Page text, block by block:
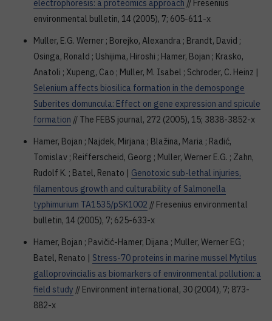
electrophoresis: a proteomics approach // Fresenius
environmental bulletin, 14 (2005), 7; 605-611-x
Muller, E.G. Werner ; Borejko, Alexandra ; Brandt, David ;
Osinga, Ronald ; Ushijima, Hiroshi ; Hamer, Bojan ; Krasko,
Anatoli ; Xupeng, Cao ; Muller, M. Isabel ; Schroder, C. Heinz |
Selenium affects biosilica formation in the demosponge
Suberites domuncula: Effect on gene expression and spicule
formation // The FEBS journal, 272 (2005), 15; 3838-3852-x
Hamer, Bojan ; Najdek, Mirjana ; Blažina, Maria ; Radić,
Tomislav ; Reifferscheid, Georg ; Muller, Werner E.G. ; Zahn,
Rudolf K. ; Batel, Renato | Genotoxic sub-lethal injuries,
filamentous growth and culturability of Salmonella
typhimurium TA1535/pSK1002 // Fresenius environmental
bulletin, 14 (2005), 7; 625-633-x
Hamer, Bojan ; Pavičić-Hamer, Dijana ; Muller, Werner EG ;
Batel, Renato | Stress-70 proteins in marine mussel Mytilus
galloprovincialis as biomarkers of environmental pollution: a
field study // Environment international, 30 (2004), 7; 873-
882-x